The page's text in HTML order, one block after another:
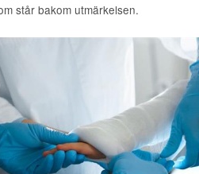
står bakom utmärkelsen.